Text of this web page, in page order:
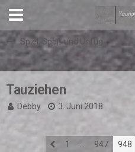
Spiel, Spaß und Unfug
Tauziehen
Debby 3. Juni 2018
1 947 948